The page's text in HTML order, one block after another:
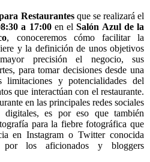
Restaurantesque se realizará el
a 17:00 en elSalón Azul de la
, conoceremos cómo facilitar la
y la definición de unos objetivos
precisión el negocio, sus
para tomar decisiones desde una
y potencialidades del
que interactúan con el restaurante.
en las principales redes sociales
digitales, es por eso que también
para la fiebre fotográfica que
en Instagram o Twitter conocida
por los aficionados y bloggers